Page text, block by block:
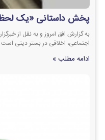
پخش داستانی «یک
به گزارش افق امروز و به نقل از
اجتماعی، اخلاقی در بستر دینی است
ادامه مطلب »